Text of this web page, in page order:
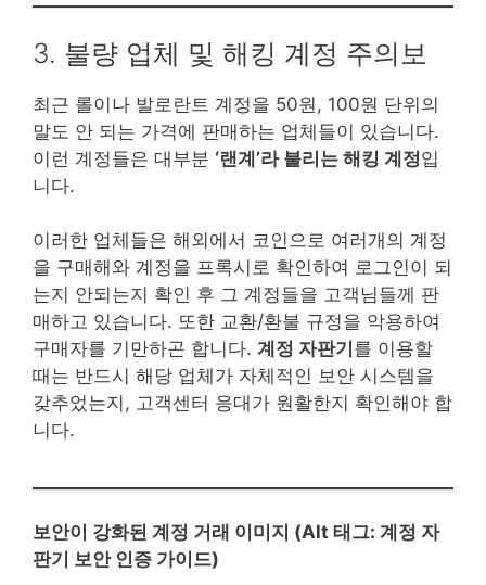
3. 불량 업체 및 해킹 계정 주의보
최근 롤이나 발로란트 계정을 50원, 100원 단위의
말도 안 되는 가격에 판매하는 업체들이 있습니다.
이런 계정들은 대부분 ‘랜계’라 불리는 해킹 계정입
니다.
이러한 업체들은 해외에서 코인으로 여러개의 계정
을 구매해와 계정을 프록시로 확인하여 로그인이 되
는지 안되는지 확인 후 그 계정들을 고객님들께 판
매하고 있습니다. 또한 교환/환불 규정을 악용하여
구매자를 기만하곤 합니다. 계정 자판기 를 이용할
때는 반드시 해당 업체가 자체적인 보안 시스템을
갖추었는지, 고객센터 응대가 원활한지 확인해야 합
니다.
보안이 강화된 계정 거래 이미지 (Alt 태그: 계정 자
판기 보안 인증 가이드)